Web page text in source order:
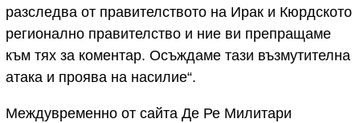
разследва от правителството на Ирак и Кюрдското
регионално правителство и ние ви препращаме
към тях за коментар. Осъждаме тази възмутителна
атака и проява на насилие“.
Междувременно от сайта Де Ре Милитари